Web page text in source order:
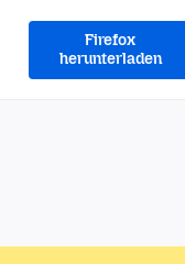
Firefox
herunterladen